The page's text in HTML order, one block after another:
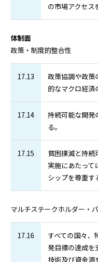
の市場アクセス
体制面
政策・制度的整合性
17.13
政策協調や政策
的なマクロ経済
17.14
持続可能な開発
る。
17.15
貧困撲滅と持続
実施にあたって
シップを尊重す
マルチステークホルダー・
17.16
すべての国々、
発目標の達成を
技術及び資金源